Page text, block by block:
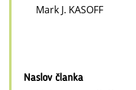
Mark J. KASOFF
Naslov članka